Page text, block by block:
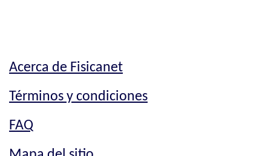
Acerca de Fisicanet
Términos y condiciones
FAQ